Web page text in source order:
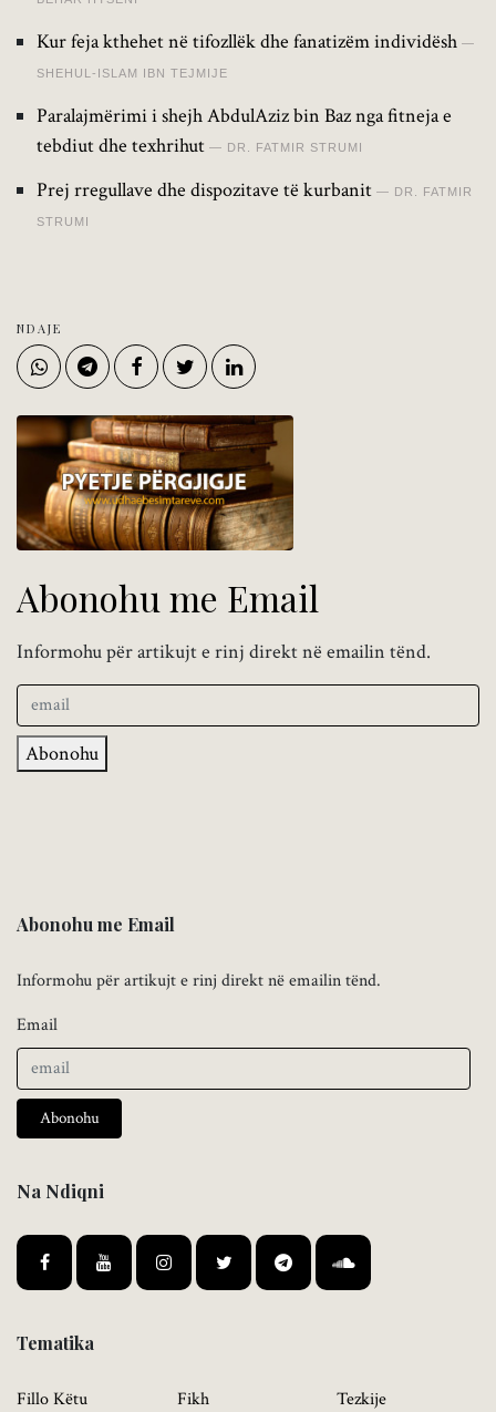
Kur feja kthehet në tifozllëk dhe fanatizëm individësh
SHEHUL-ISLAM IBN TEJMIJE
Paralajmërimi i shejh AbdulAziz bin Baz nga fitneja e
tebdiut dhe texhrihut
DR. FATMIR STRUMI
Prej rregullave dhe dispozitave të kurbanit DR. FATMIR
STRUMI
NDAJE
Abonohu me Email
Informohu për artikujt e rinj direkt në emailin tënd.
Abonohu
Abonohu me Email
Informohu për artikujt e rinj direkt në emailin tënd.
Email
Abonohu
Na Ndiqni
Tematika
Fillo Këtu Fikh Tezkije